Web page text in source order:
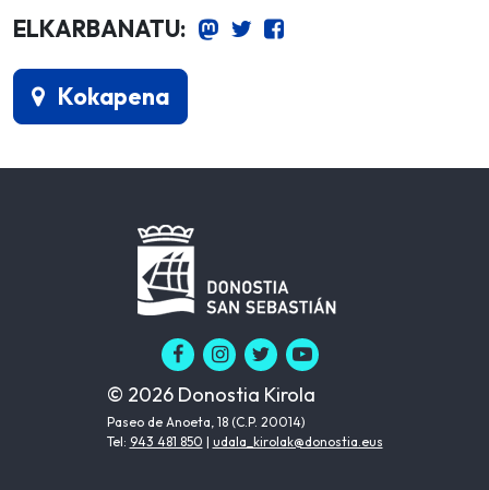
ELKARBANATU:
Kokapena
© 2026 Donostia Kirola
Paseo de Anoeta, 18 (C.P. 20014)
Tel: 943 481 850 | udala_kirolak@donostia.eus